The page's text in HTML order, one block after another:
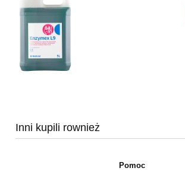
Inni kupili rownież
Pomoc